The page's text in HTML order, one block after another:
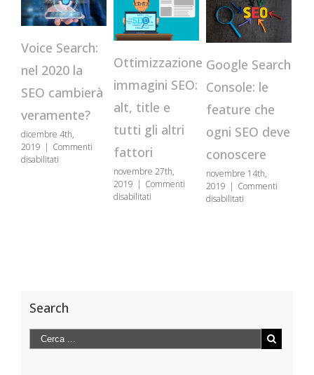
Voice Search:
nel 2020 la
SEO cambierà
veramente?
dicembre 4th,
2019 | Commenti
disabilitatisu
Ottimizzazione
immagini SEO:
alt, title e
tutti gli altri
fattori
novembre 27th,
2019 | Commenti
disabilitatisu
Google Search
Console: le
feature che
ogni SEO deve
conoscere
novembre 14th,
2019 | Commenti
disabilitatisu
Search